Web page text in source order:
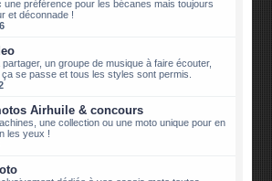
une préférence pour les bécanes mais toujours
et déconnade !
un groupe de musique à faire écouter,
se passe et tous les styles sont permis.
Airhuile & concours
une collection ou une moto unique pour en
les yeux !